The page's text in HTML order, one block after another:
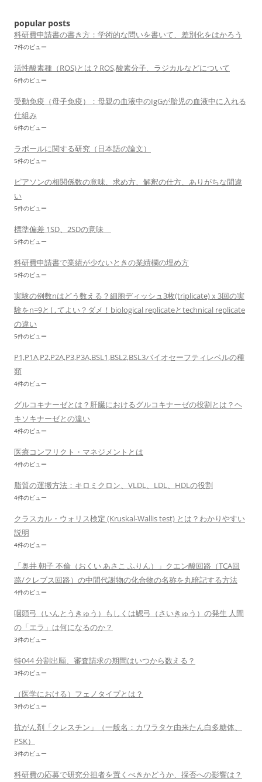
popular posts
科研費申請書の書き方：学術的な問いを書いて、差別化をはかろう
7件のビュー
活性酸素種（ROS)とは？ROS,酸素分子、ラジカルなどについて
6件のビュー
受動免疫（母子免疫）：母親の血液中のIgGが胎児の血液中に入れる
仕組み
6件のビュー
ラポールに関する研究（日本語の論文）
5件のビュー
ピアソンの相関係数の意味、求め方、解釈の仕方、ありがちな間違
い
5件のビュー
標準偏差 1SD、2SDの意味
5件のビュー
科研費申請書で業績が少ないときの業績欄の埋め方
5件のビュー
実験の例数nはどう数える？細胞ディッシュ3枚(triplicate)ｘ3回の実
験をn=9としてよい？ダメ！biological replicateとtechnical replicate
の違い
5件のビュー
P1,P1A,P2,P2A,P3,P3A,BSL1,BSL2,BSL3バイオセーフティレベルの種
類
4件のビュー
グルコキナーゼとは？肝臓におけるグルコキナーゼの役割とは？ヘ
キソキナーゼとの違い
4件のビュー
医療コンフリクト・マネジメントとは
4件のビュー
脂質の運搬方法：キロミクロン、VLDL、LDL、HDLの役割
4件のビュー
クラスカル・ウォリス検定 (Kruskal-Wallis test) とは？わかりやすい
説明
4件のビュー
「奥井 朝子 不倫（おくい あさこ ふりん）」クエン酸回路（TCA回
路/クレブス回路）の中間代謝物の化合物の名称を丸暗記する方法
4件のビュー
咽頭弓（いんとうきゅう）もしくは鰓弓（さいきゅう）の発生 人間
の「エラ」は何になるのか？
3件のビュー
特044 分割出願、審査請求の期間はいつから数える？
3件のビュー
（医学における）フェノタイプとは？
3件のビュー
抗がん剤「クレスチン」（一般名：カワラタケ由来たん白多糖体、
PSK）
3件のビュー
科研費の応募で研究分担者を置くべきかどうか、採否への影響は？